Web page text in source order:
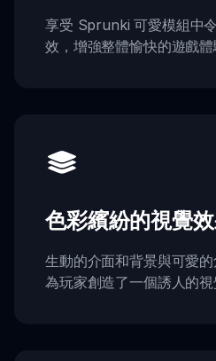
享受 Sprunki 可愛模組中
效，增強整體愉快的遊戲體
色彩繽紛的視覺
生動的介面和背景與可愛的
為玩家創造了一個誘人的視